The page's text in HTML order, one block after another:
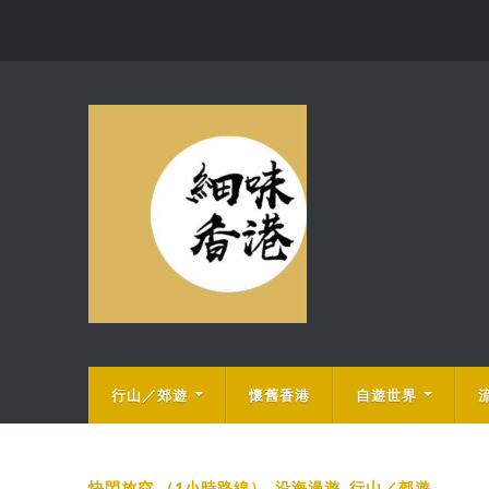
行山／郊遊 懷舊香港 自遊世界